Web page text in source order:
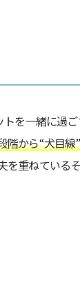
トを一緒に過
階から“犬目
重ねているそ